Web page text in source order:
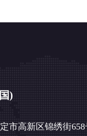
)
市高新区锦绣街658